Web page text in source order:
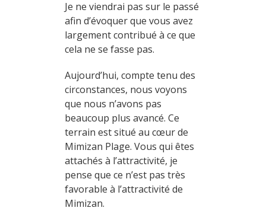
Je ne viendrai pas sur le passé
afin d’évoquer que vous avez
largement contribué à ce que
cela ne se fasse pas.
Aujourd’hui, compte tenu des
circonstances, nous voyons
que nous n’avons pas
beaucoup plus avancé. Ce
terrain est situé au cœur de
Mimizan Plage. Vous qui êtes
attachés à l’attractivité, je
pense que ce n’est pas très
favorable à l’attractivité de
Mimizan.